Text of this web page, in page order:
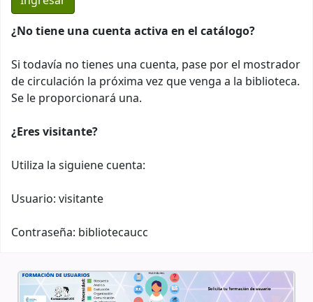
¿No tiene una cuenta activa en el catálogo?
Si todavía no tienes una cuenta, pase por el mostrador
de circulación la próxima vez que venga a la biblioteca.
Se le proporcionará una.
¿Eres visitante?
Utiliza la siguiene cuenta:
Usuario: visitante
Contraseña: bibliotecaucc